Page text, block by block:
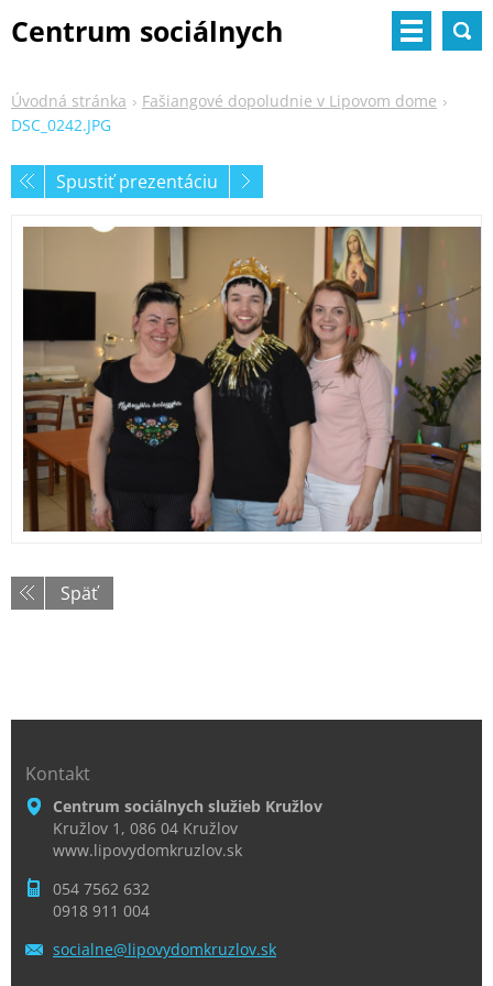
Centrum sociálnych
Úvodná stránka
Fašiangové dopoludnie v Lipovom dome
DSC_0242.JPG
Spustiť prezentáciu
Späť
Kontakt
Centrum sociálnych služieb Kružlov
Kružlov 1, 086 04 Kružlov
www.lipovydomkruzlov.sk
054 7562 632
0918 911 004
socialne@lipovydomkruzlov.sk